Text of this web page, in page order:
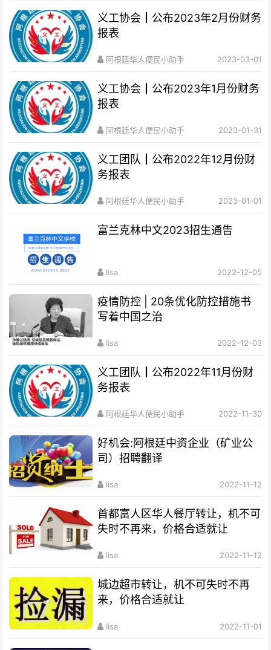
义工协会┃公布2023年2月份财务
报表
阿根廷华人便民小助手 2023-03-01
义工协会┃公布2023年1月份财务
报表
阿根廷华人便民小助手 2023-01-31
义工团队┃公布2022年12月份财
务报表
阿根廷华人便民小助手 2023-01-01
富兰克林中文2023招生通告
lisa 2022-12-05
疫情防控 | 20条优化防控措施书
写着中国之治
lisa 2022-12-03
义工团队┃公布2022年11月份财
务报表
阿根廷华人便民小助手 2022-11-30
好机会:阿根廷中资企业（矿业公
司）招聘翻译
lisa 2022-11-12
首都富人区华人餐厅转让，机不可
失时不再来，价格合适就让
lisa 2022-11-12
城边超市转让，机不可失时不再
来，价格合适就让
lisa 2022-11-01